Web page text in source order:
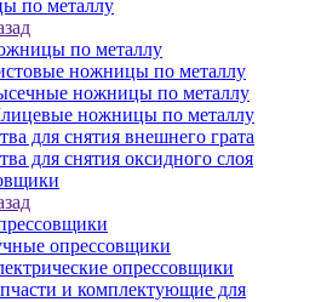
по металлу
по металлу
ножницы по металлу
ножницы по металлу
ножницы по металлу
для снятия внешнего грата
для снятия оксидного слоя
опрессовщики
опрессовщики
и комплектующие для